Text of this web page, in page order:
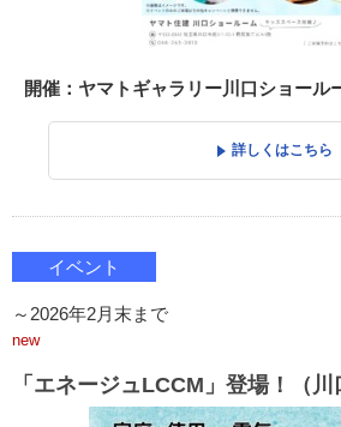
開催：ヤマトギャラリー川口ショール
詳しくはこちら
イベント
～2026年2月末まで
new
「エネージュLCCM」登場！（川